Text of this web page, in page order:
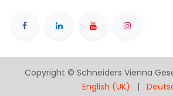
Copyright © Schneiders Vienna
English (UK)
|